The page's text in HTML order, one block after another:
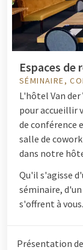
Espaces de
SÉMINAIRE,
L'hôtel Van
pour accueillir
de conférence
salle de
dans notre
Qu'il s'agisse
séminaire,
s'offrent à vous.
Présentation